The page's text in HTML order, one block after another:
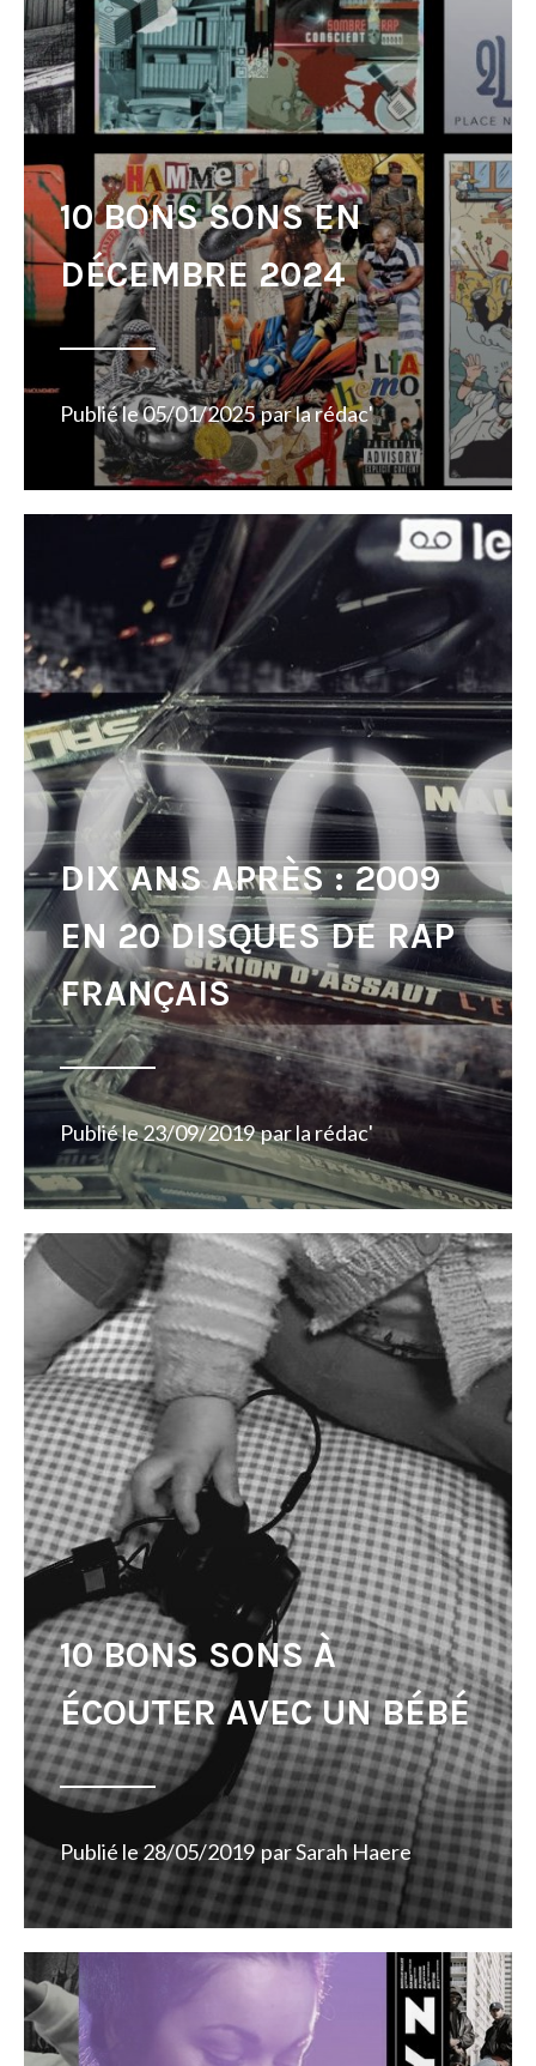
10 BONS SONS EN
DÉCEMBRE 2024
Publié le05/01/2025 parla rédac'
DIX ANS APRÈS : 2009
EN 20 DISQUES DE RAP
FRANÇAIS
Publié le23/09/2019 parla rédac'
10 BONS SONS À
ÉCOUTER AVEC UN BÉBÉ
Publié le28/05/2019 parSarah Haere